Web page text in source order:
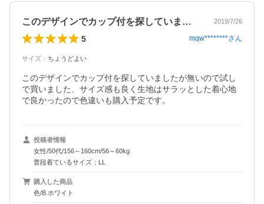
このデザインでカップ付を探していました… 2019/7/26
5 mqw********さん
サイズ ： ちょうどよい
このデザインでカップ付を探していましたが無いので試し
で買いました、サイズ感も良く生地はサラッとした着心地
で良かったので色違いも購入予定です。
投稿者情報
女性/50代/156～160cm/56～60kg
普段着ているサイズ：LL
購入した商品
色/B.ホワイト